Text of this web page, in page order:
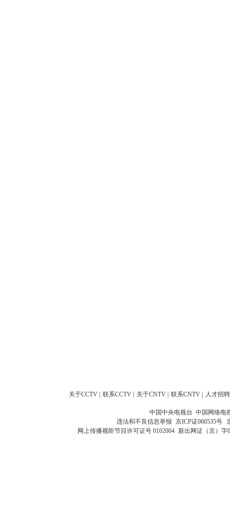
关于CCTV 联系CCTV 关于CNTV 联系CNTV 人才招聘
中国中央电视台 中国网络电
违法和不良信息举报 京ICP证060535号
网上传播视听节目许可证号 0102004 新出网证（京）